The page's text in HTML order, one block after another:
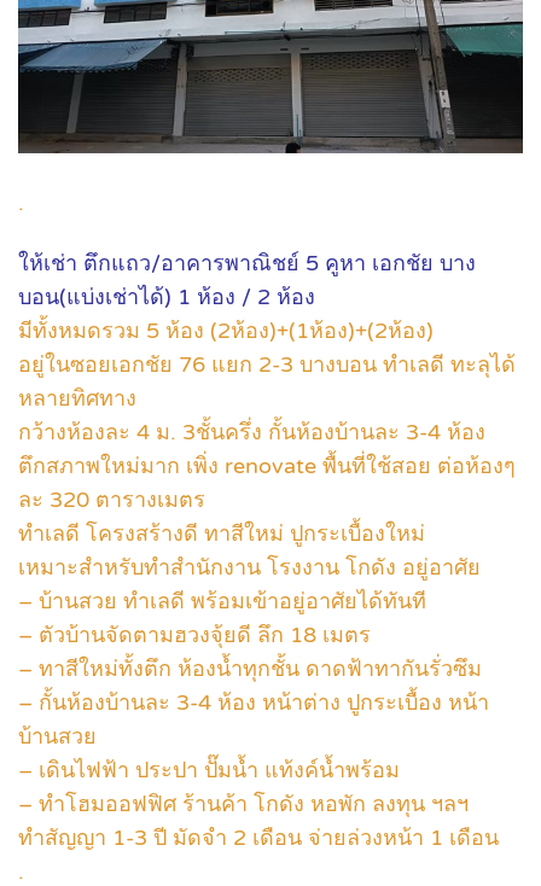
.
ให้เช่า ตึกแถว/อาคารพาณิชย์ 5 คูหา เอกชัย บาง
บอน(แบ่งเช่าได้) 1 ห้อง / 2 ห้อง
มีทั้งหมดรวม 5 ห้อง (2ห้อง)+(1ห้อง)+(2ห้อง)
อยู่ในซอยเอกชัย 76 แยก 2-3 บางบอน ทำเลดี ทะลุได้
หลายทิศทาง
กว้างห้องละ 4 ม. 3ชั้นครึ่ง กั้นห้องบ้านละ 3-4 ห้อง
ตึกสภาพใหม่มาก เพิ่ง renovate พื้นที่ใช้สอย ต่อห้องๆ
ละ 320 ตารางเมตร
ทำเลดี โครงสร้างดี ทาสีใหม่ ปูกระเบื้องใหม่
เหมาะสำหรับทำสำนักงาน โรงงาน โกดัง อยู่อาศัย
– บ้านสวย ทำเลดี พร้อมเข้าอยู่อาศัยได้ทันที
– ตัวบ้านจัดตามฮวงจุ้ยดี ลึก 18 เมตร
– ทาสีใหม่ทั้งตึก ห้องน้ำทุกชั้น ดาดฟ้าทากันรั่วซึม
– กั้นห้องบ้านละ 3-4 ห้อง หน้าต่าง ปูกระเบื้อง หน้า
บ้านสวย
– เดินไฟฟ้า ประปา ปั๊มน้ำ แท้งค์น้ำพร้อม
– ทำโฮมออฟฟิศ ร้านค้า โกดัง หอพัก ลงทุน ฯลฯ
ทำสัญญา 1-3 ปี มัดจำ 2 เดือน จ่ายล่วงหน้า 1 เดือน
.